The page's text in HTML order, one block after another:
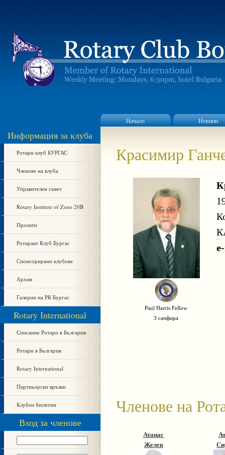
Начало Новини
Информация за клуба
Ротари клуб БУРГАС
Членове на клуба
Управителен съвет
Rotary Institute of Zone 20B
Проекти
Ротаракт Клуб Бургас
Спонсорирани клубове
Архив
Галерии на РК Бургас
Rotary International
Списание Ротари в България
Ротари в България
Rotary International
Партньорски връзки
Клубен бюлетин
Вход за членове
Красимир
Paul Harris Fellow
3 сапфира
Членове на
Атанас
Желев